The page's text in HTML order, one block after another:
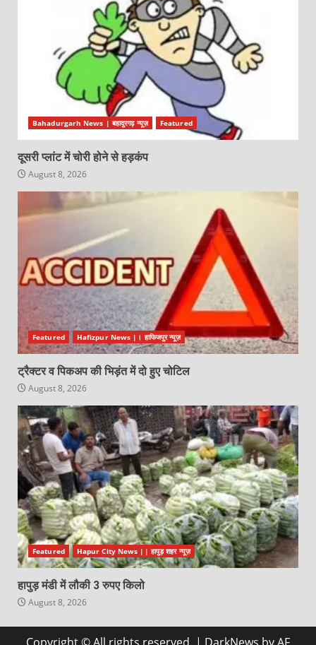
Bahadurgarh News | बहादुरगढ़ न्यूज़ Featured
दूसरी प्लांट में चोरी होने से हड़कंप
August 8, 2026
Featured Hafizpur News |। हाफिजपुर न्यूज़
ट्रैक्टर व पिकअप की भिड़ंत में दो हुए चोटिल
August 8, 2026
Featured Hapur City News || हापुड़ शहर न्यूज़
हापुड़ मंडी में लौकी 3 रुपए किलो
August 8, 2026